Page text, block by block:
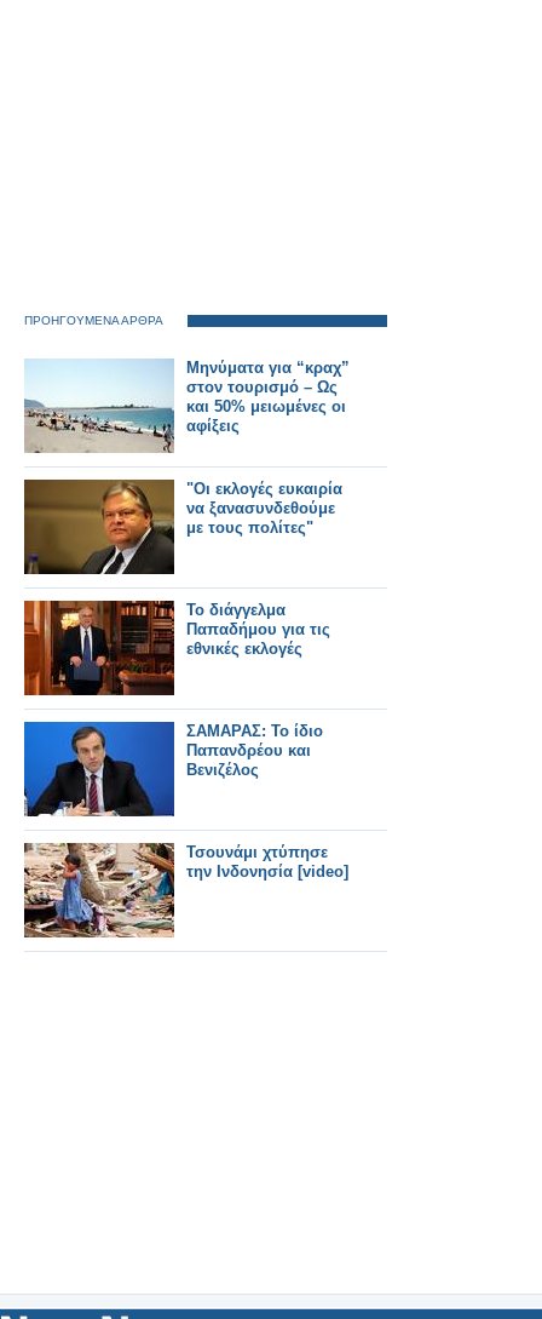
ΠΡΟΗΓΟΥΜΕΝΑ ΑΡΘΡΑ
Μηνύματα για “κραχ”
στον τουρισμό – Ως
και 50% μειωμένες οι
αφίξεις
"Οι εκλογές ευκαιρία
να ξανασυνδεθούμε
με τους πολίτες"
Το διάγγελμα
Παπαδήμου για τις
εθνικές εκλογές
ΣΑΜΑΡΑΣ: Το ίδιο
Παπανδρέου και
Βενιζέλος
Τσουνάμι χτύπησε
την Ινδονησία [video]